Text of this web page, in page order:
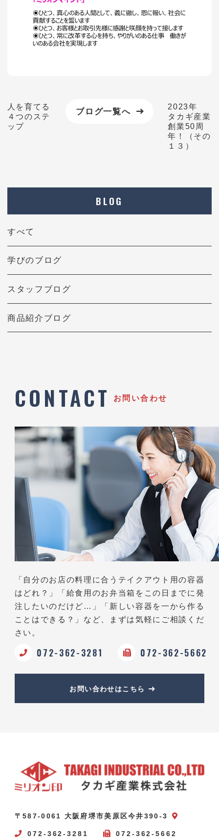
人を育てる
４つのステ
ップ
ブログ一覧へ
2023年
タカギ産業
創業50周
年！（その
１３）
BLOG
すべて
学びのブログ
スタッフブログ
商品紹介ブログ
CONTACT お問い合わせ
「自分のお店の料理に合うテイクアウト用の容器
はどれ？」
「給食用のお弁当箱をこの日までに発
注したいのだけど…」
「新しい容器を一から作る
ことはできる？」など、
まずは気軽にご相談くだ
さい。
072-362-3281 072-362-5662
お問い合わせはこちら
〒587-0061 大阪府堺市美原区今井390-3
072-362-3281 072-362-5662